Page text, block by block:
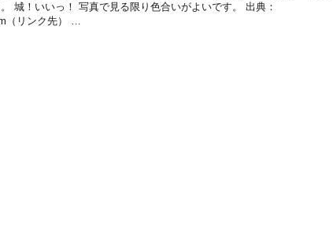
城！いいっ！ 写真で見る限り色合いがよいです。 出典：
（リンク先） …